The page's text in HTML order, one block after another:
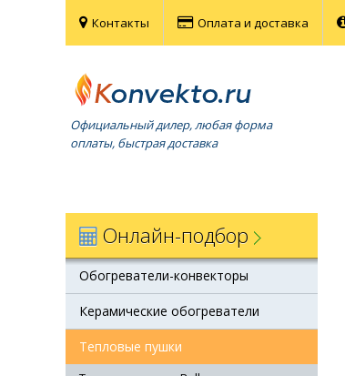
Контакты Оплата и доставка
Официальный дилер, любая форма
оплаты, быстрая доставка
Онлайн-подбор
Обогреватели-конвекторы
Керамические обогреватели
Тепловые пушки